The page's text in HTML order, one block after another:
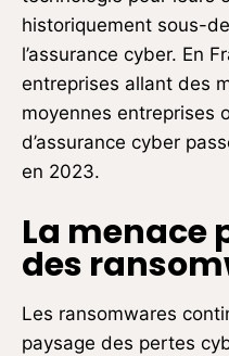
historiquement sous-
l’assurance cyber. En
entreprises allant des
moyennes entreprises
d’assurance cyber
en 2023.
La menace
des
Les ransomwares
paysage des pertes